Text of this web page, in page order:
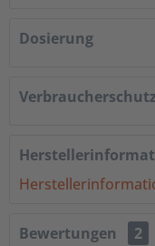
Dosierung
Verbraucherschutz
Bewertungen
2